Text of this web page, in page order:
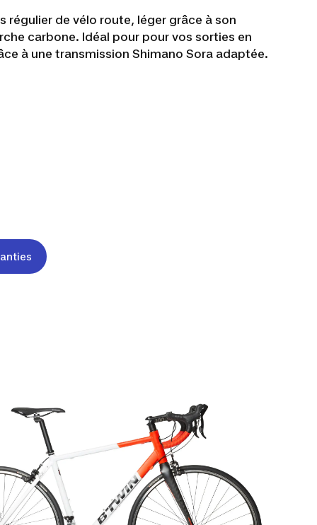
régulier de vélo route, léger grâce à son
carbone. Idéal pour pour vos sorties en
à une transmission Shimano Sora adaptée.